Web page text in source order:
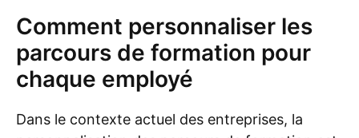
Comment personnaliser les
parcours de formation pour
chaque employé
Dans le contexte actuel des entreprises, la